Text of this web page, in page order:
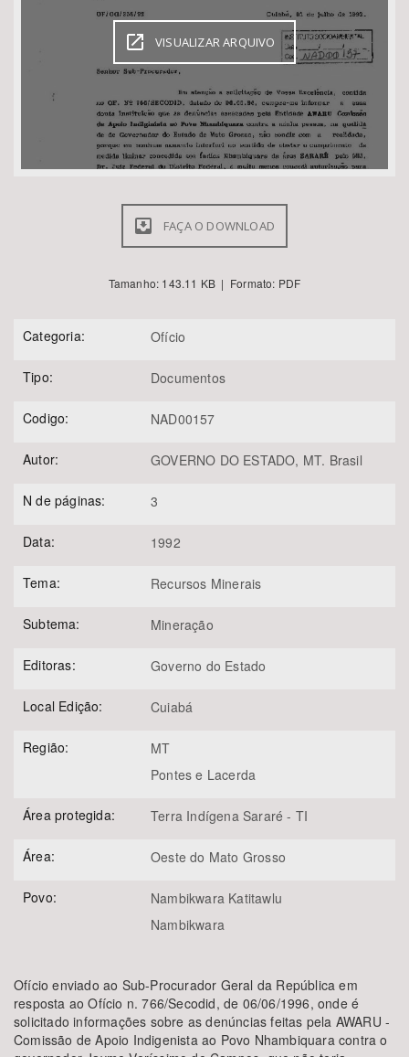
Área de Levantamento
BUSCAR
VISUALIZAR ARQUIVO
FAÇA O DOWNLOAD
Tamanho: 143.11 KB | Formato: PDF
Categoria: Ofício
Tipo: Documentos
Codigo: NAD00157
Autor: GOVERNO DO ESTADO, MT. Brasil
N de páginas: 3
Data: 1992
Tema: Recursos Minerais
Subtema: Mineração
Editoras: Governo do Estado
Local Edição: Cuiabá
Região:
MT
Pontes e Lacerda
Área protegida: Terra Indígena Sararé - TI
Área: Oeste do Mato Grosso
Povo:
Nambikwara Katitawlu
Nambikwara
Ofício enviado ao Sub-Procurador Geral da República em
resposta ao Ofício n. 766/Secodid, de 06/06/1996, onde é
solicitado informações sobre as denúncias feitas pela AWARU -
Comissão de Apoio Indigenista ao Povo Nhambiquara contra o